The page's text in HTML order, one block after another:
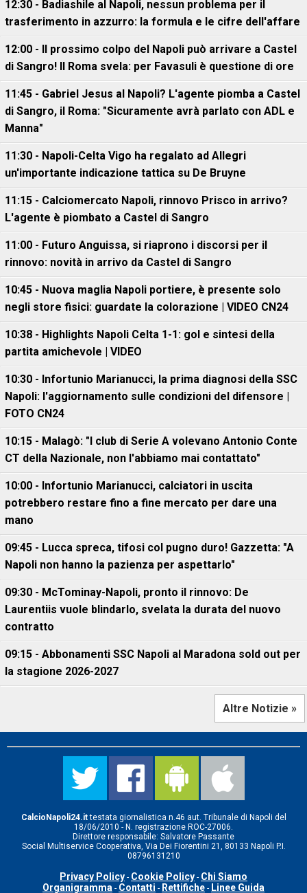
12:30 - Badiashile al Napoli, nessun problema per il
trasferimento in azzurro: la formula e le cifre dell'affare
12:00 - Il prossimo colpo del Napoli può arrivare a Castel
di Sangro! Il Roma svela: per Favasuli è questione di ore
11:45 - Gabriel Jesus al Napoli? L'agente piomba a Castel
di Sangro, il Roma: "Sicuramente avrà parlato con ADL e
Manna"
11:30 - Napoli-Celta Vigo ha regalato ad Allegri
un'importante indicazione tattica su De Bruyne
11:15 - Calciomercato Napoli, rinnovo Prisco in arrivo?
L'agente è piombato a Castel di Sangro
11:00 - Futuro Anguissa, si riaprono i discorsi per il
rinnovo: novità in arrivo da Castel di Sangro
10:45 - Nuova maglia Napoli portiere, è presente solo
negli store fisici: guardate la colorazione | VIDEO CN24
10:38 - Highlights Napoli Celta 1-1: gol e sintesi della
partita amichevole | VIDEO
10:30 - Infortunio Marianucci, la prima diagnosi della SSC
Napoli: l'aggiornamento sulle condizioni del difensore |
FOTO CN24
10:15 - Malagò: "I club di Serie A volevano Antonio Conte
CT della Nazionale, non l'abbiamo mai contattato"
10:00 - Infortunio Marianucci, calciatori in uscita
potrebbero restare fino a fine mercato per dare una
mano
09:45 - Lucca spreca, tifosi col pugno duro! Gazzetta: "A
Napoli non hanno la pazienza per aspettarlo"
09:30 - McTominay-Napoli, pronto il rinnovo: De
Laurentiis vuole blindarlo, svelata la durata del nuovo
contratto
09:15 - Abbonamenti SSC Napoli al Maradona sold out per
la stagione 2026-2027
Altre Notizie »
CalcioNapoli24.ittestata giornalistica n.46 aut. Tribunale di Napoli del
18/06/2010 - N. registrazione ROC-27006.
Direttore responsabile: Salvatore Passante
Social Multiservice Cooperativa, Via Dei Fiorentini 21, 80133 Napoli P.I.
08796131210
Privacy Policy - Cookie Policy - Chi Siamo
Organigramma - Contatti - Rettifiche - Linee Guida